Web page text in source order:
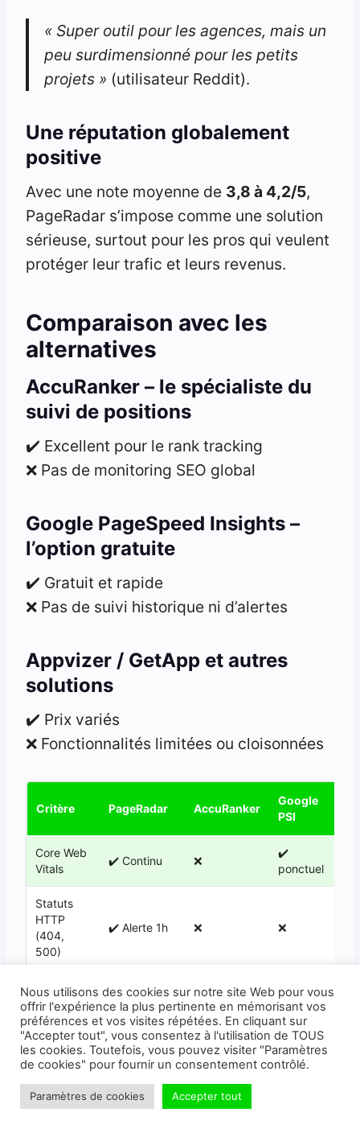
« Super outil pour les agences, mais un
peu surdimensionné pour les petits
projets » (utilisateur Reddit).
Une réputation globalement
positive
Avec une note moyenne de 3,8 à 4,2/5,
PageRadar s’impose comme une solution
sérieuse, surtout pour les pros qui veulent
protéger leur trafic et leurs revenus.
Comparaison avec les
alternatives
AccuRanker – le spécialiste du
suivi de positions
✔️ Excellent pour le rank tracking
❌ Pas de monitoring SEO global
Google PageSpeed Insights –
l’option gratuite
✔️ Gratuit et rapide
❌ Pas de suivi historique ni d’alertes
Appvizer / GetApp et autres
solutions
✔️ Prix variés
❌ Fonctionnalités limitées ou cloisonnées
Critère PageRadar AccuRanker
Google
PSI
Core Web
Vitals
✔️ Continu ❌
✔️
ponctuel
Statuts
HTTP
(404,
500)
✔️ Alerte 1h ❌ ❌
Liens
affiliés
(167
pays)
✔️ Unique ❌ ❌
Robots.txt
/
Sitemaps
Surveillance
❌
Nous utilisons des cookies sur notre site Web pour vous
offrir l'expérience la plus pertinente en mémorisant vos
préférences et vos visites répétées. En cliquant sur
"Accepter tout", vous consentez à l'utilisation de TOUS
les cookies. Toutefois, vous pouvez visiter "Paramètres
de cookies" pour fournir un consentement contrôlé.
Paramètres de cookies Accepter tout